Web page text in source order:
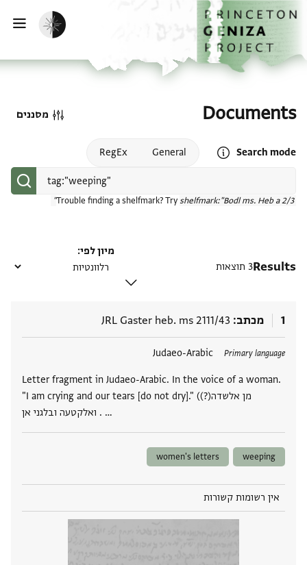
דילוג לתוכן
דף הבית
הפעלת מצב כהה
Documents
Search mode
Open search mode help
General
RegEx
Trouble finding a shelfmark? Try shelfmark:"Bodl ms. Heb a 2/3"
מסננים
Results3 תוצאות
מיון לפי
1 מכתב JRL Gaster heb. ms 2111/43
Primary language
Judaeo-Arabic
Letter fragment in Judaeo-Arabic. In the voice of a woman.
"I am crying and our tears [do not dry]." (מן אלשדה(?)
ואלקטעה ובלגני אן . …
תגים
weeping
women's letters
אין רשומות קשורות